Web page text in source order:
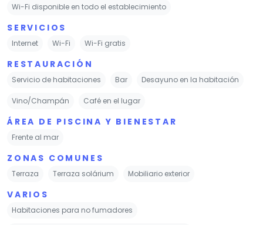
Wi-Fi disponible en todo el establecimiento
SERVICIOS
Internet Wi-Fi Wi-Fi gratis
RESTAURACIÓN
Servicio de habitaciones Bar Desayuno en la habitación
Vino/Champán Café en el lugar
ÁREA DE PISCINA Y BIENESTAR
Frente al mar
ZONAS COMUNES
Terraza Terraza solárium Mobiliario exterior
VARIOS
Habitaciones para no fumadores